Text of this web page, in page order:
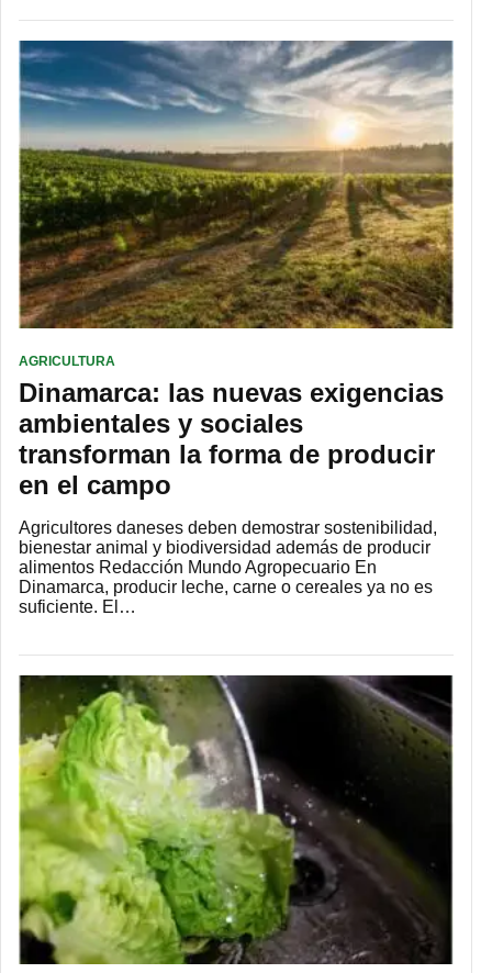
AGRICULTURA
Dinamarca: las nuevas exigencias
ambientales y sociales
transforman la forma de producir
en el campo
Agricultores daneses deben demostrar sostenibilidad,
bienestar animal y biodiversidad además de producir
alimentos Redacción Mundo Agropecuario En
Dinamarca, producir leche, carne o cereales ya no es
suficiente. El…